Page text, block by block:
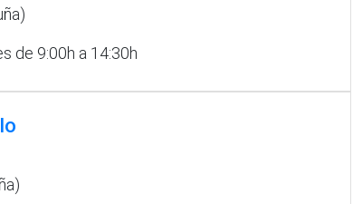
de 9:00h a 14:30h